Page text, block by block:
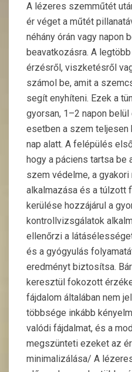
A lézeres szemműtét
ér véget a műtét
néhány órán vagy napon
beavatkozásra. A
érzésről, viszketésről
számol be, amit a
segít enyhíteni. Ezek a
gyorsan, 1–2 napon
esetben a szem teljesen
nap alatt. A felépülés
hogy a páciens tartsa be
szem védelme, a
alkalmazása és a túlzott
kerülése hozzájárul a
kontrollvizsgálatok
ellenőrzi a
és a gyógyulás
eredményt biztosítsa.
keresztül fokozott
fájdalom általában nem
többsége inkább
valódi fájdalmat, és a
megszünteti ezeket az
minimalizálása/ A